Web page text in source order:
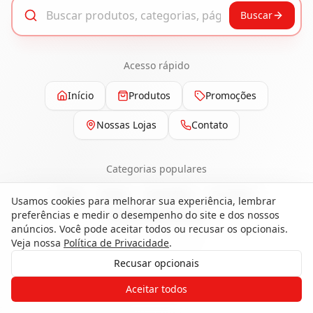
Buscar
Acesso rápido
Início Produtos Promoções
Nossas Lojas Contato
Categorias populares
Pisos
Ferragens
Painéis e Revestimentos
Gostaria de receber o contato de um
de nossos especialistas?
Usamos cookies para melhorar sua experiência, lembrar
preferências e medir o desempenho do site e dos nossos
anúncios. Você pode aceitar todos ou recusar os opcionais.
Veja nossa Política de Privacidade.
Recusar opcionais
Aceitar todos